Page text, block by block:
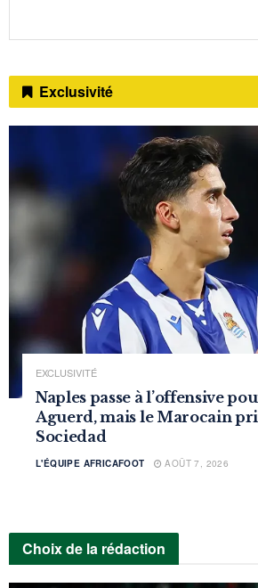
Exclusivité
EXCLUSIVITÉ
Naples passe à l’offensive
Aguerd, mais le Marocain
Sociedad
L'ÉQUIPE AFRICAFOOT AOÛT 7, 2026
Choix de la rédaction